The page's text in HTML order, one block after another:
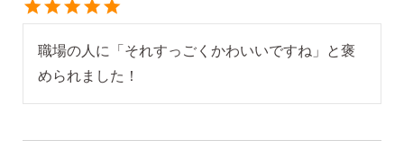
職場の人に「それすっごくかわいいですね」と褒